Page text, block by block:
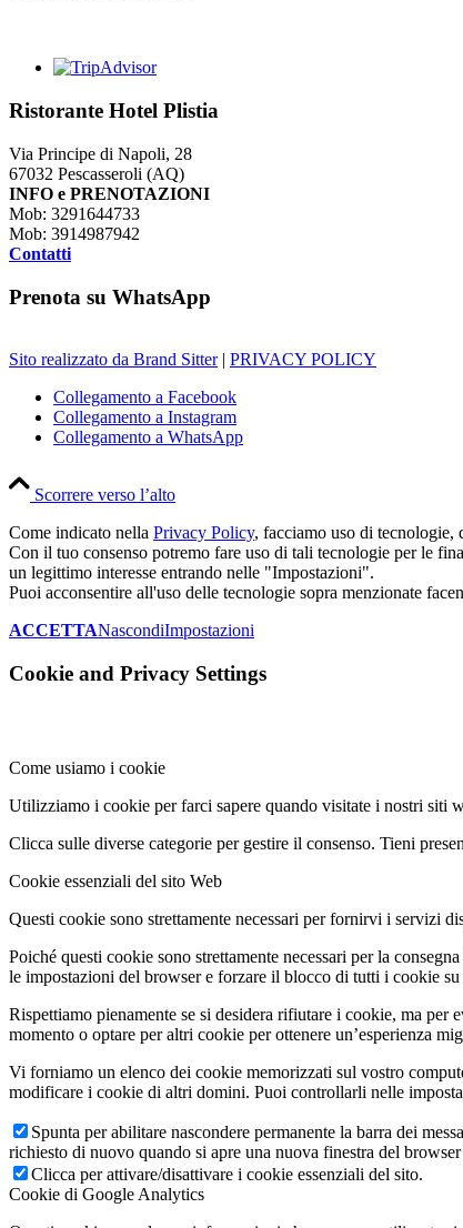
Ristorante Hotel Plistia
Via Principe di Napoli, 28
67032 Pescasseroli (AQ)
INFO e PRENOTAZIONI
Mob: 3291644733
Mob: 3914987942
Contatti
Prenota su WhatsApp
Sito realizzato da Brand Sitter| PRIVACY POLICY
Collegamento a Facebook
Collegamento a Instagram
Collegamento a WhatsApp
Scorrere verso l’alto
Come indicato nella Privacy Policy, facciamo uso di tecnologie,
Con il tuo consenso potremo fare uso di tali tecnologie per le
un legittimo interesse entrando nelle "Impostazioni".
Puoi acconsentire all'uso delle tecnologie sopra menzionate
ACCETTANascondiImpostazioni
Cookie and Privacy Settings
Come usiamo i cookie
Utilizziamo i cookie per farci sapere quando visitate i nostri siti
Clicca sulle diverse categorie per gestire il consenso. Tieni
Cookie essenziali del sito Web
Questi cookie sono strettamente necessari per fornirvi i servizi
Poiché questi cookie sono strettamente necessari per la
le impostazioni del browser e forzare il blocco di tutti i cookie
Rispettiamo pienamente se si desidera rifiutare i cookie, ma
momento o optare per altri cookie per ottenere un’esperienza
Vi forniamo un elenco dei cookie memorizzati sul vostro
modificare i cookie di altri domini. Puoi controllarli nelle
Spunta per abilitare nascondere permanente la barra dei
richiesto di nuovo quando si apre una nuova finestra del
Clicca per attivare/disattivare i cookie essenziali del sito.
Cookie di Google Analytics